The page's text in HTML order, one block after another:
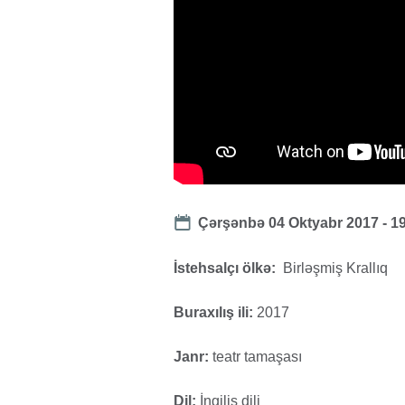
Date
Çərşənbə 04 Oktyabr 2017 -
İstehsalçı ölkə: Birləşmiş Krallıq
Buraxılış ili: 2017
Janr: teatr tamaşası
Dil: İngilis dili